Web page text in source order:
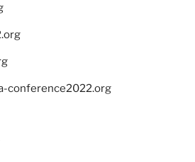
conference2022.org